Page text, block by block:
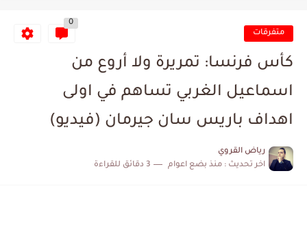
البرنامج الكامل لنهائي البطولة بين الاتحاد المنستيري والنادي الإفريقي
كابتن مانشستر يونايتد يدعم حنبعل المجبري
متفرقات
0
كأس فرنسا: تمريرة ولا أروع من
اسماعيل الغربي تساهم في اولى
اهداف باريس سان جيرمان (فيديو)
رياض القروي
اخر تحديث : منذ بضع اعوام 3 دقائق للقراءة